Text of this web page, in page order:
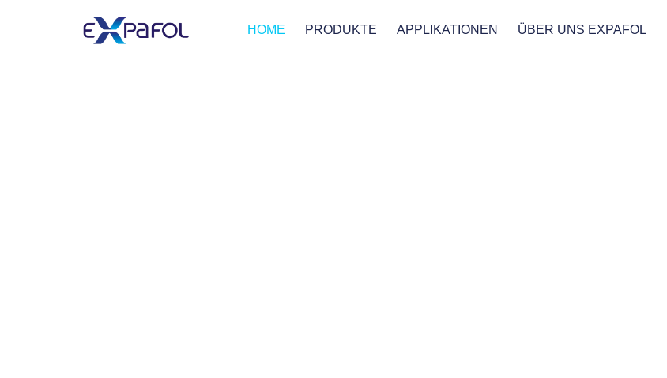
HOME PRODUKTE APPLIKATIONEN ÜBER UNS EXPAFOL